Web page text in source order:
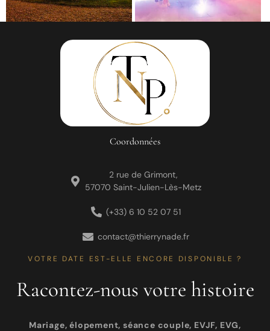
Coordonnées
2 rue de Grimont,
57070 Saint-Julien-Lès-Metz
(+33) 6 10 52 07 51
contact@thierrynade.fr
VOTRE DATE EST-ELLE ENCORE DISPONIBLE ?
Racontez-nous votre histoire
Mariage, élopement, séance couple, EVJF, EVG,